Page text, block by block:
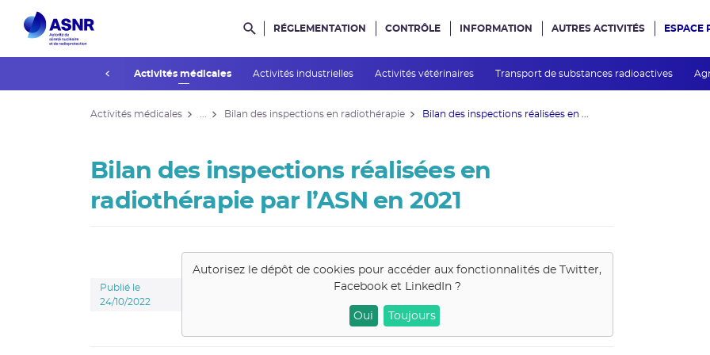
Rechercher dans le site
RÉGLEMENTATION CONTRÔLE INFORMATION AUTRES ACTIVITÉS ESPACE
Installations nucléaires Activités médicales Activités industrielles Activités vétérinaires Transport de substances radioactives
Activités médicales Bilan des inspections en radiothérapie Bilan des inspections réalisées en ...
Bilan des inspections réalisées en
radiothérapie par l’ASN en 2021
Publié le
24/10/2022
Autorisez le dépôt de cookies pour accéder aux fonctionnalités de
Twitter,
Facebook et LinkedIn?
Oui Toujours